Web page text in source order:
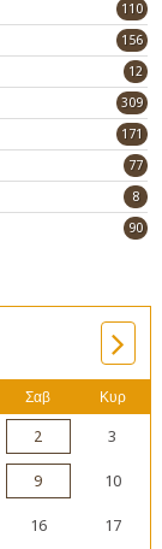
110
156
12
309
171
77
8
90
Σαβ Κυρ
2 3
9 10
16 17